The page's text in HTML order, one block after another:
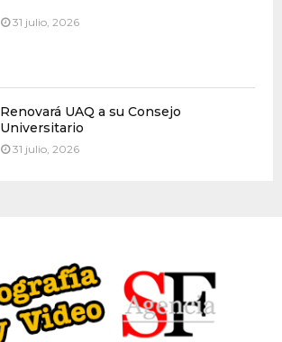
31 julio, 2026
Renovará UAQ a su Consejo
Universitario
31 julio, 2026